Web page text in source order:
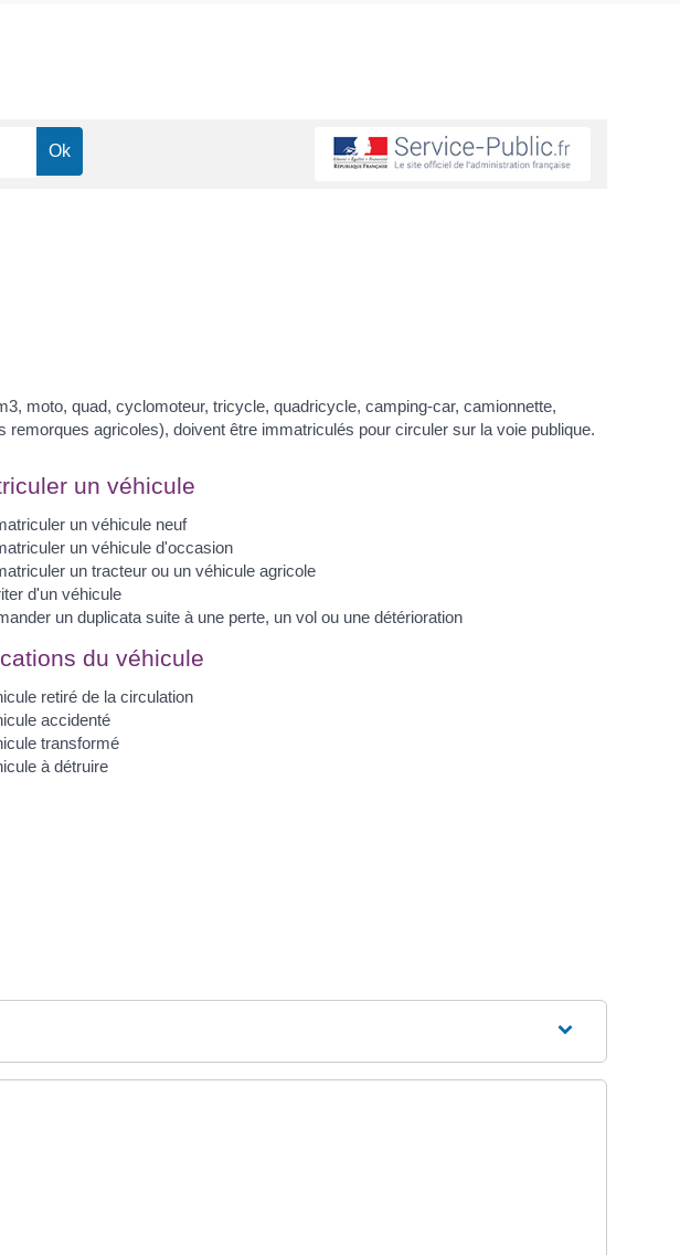
3, moto, quad, cyclomoteur, tricycle, quadricycle, camping-car, camionnette,
agricoles), doivent être immatriculés pour circuler sur la voie publique.
un véhicule
un véhicule neuf
un véhicule d'occasion
un tracteur ou un véhicule agricole
d'un véhicule
un duplicata suite à une perte, un vol ou une détérioration
du véhicule
retiré de la circulation
accidenté
transformé
à détruire